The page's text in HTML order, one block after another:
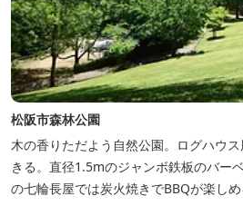
松阪市森林公園
木の香りただよう自然公園。ログハウ
きる。直径1.5mのジャンボ鉄板のバー
の七輪長屋では炭火焼きでBBQが楽し